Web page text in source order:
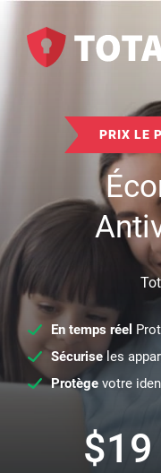
PRIX LE
En temps réel
Sécuriseles
Protège votre
$19